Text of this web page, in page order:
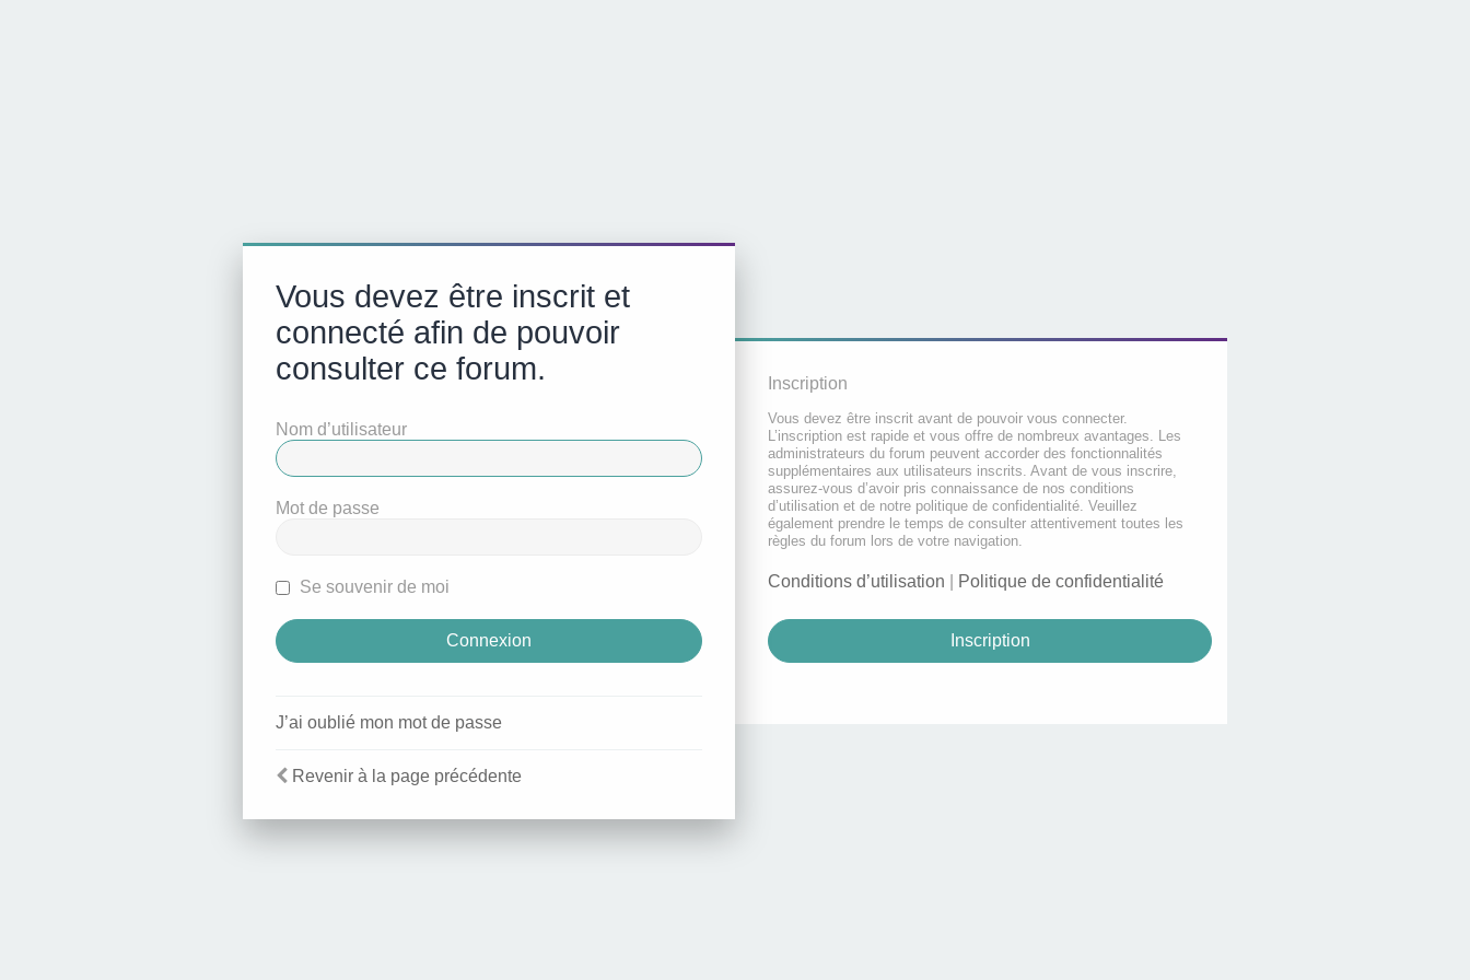
Vous devez être inscrit et
connecté afin de pouvoir
consulter ce forum.
Nom d’utilisateur
Mot de passe
Se souvenir de moi
J’ai oublié mon mot de passe
Revenir à la page précédente
Inscription
Vous devez être inscrit avant de pouvoir vous connecter.
L’inscription est rapide et vous offre de nombreux avantages. Les
administrateurs du forum peuvent accorder des fonctionnalités
supplémentaires aux utilisateurs inscrits. Avant de vous inscrire,
assurez-vous d’avoir pris connaissance de nos conditions
d’utilisation et de notre politique de confidentialité. Veuillez
également prendre le temps de consulter attentivement toutes les
règles du forum lors de votre navigation.
Conditions d’utilisation Politique de confidentialité
Inscription